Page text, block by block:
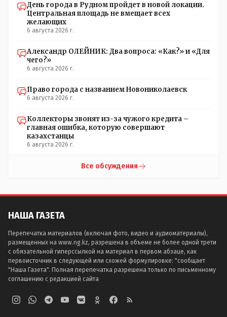
День города в Рудном пройдет в новой локации.
Центральная площадь не вмещает всех
желающих
6 августа 2026 г.
Александр ОЛЕЙНИК: Два вопроса: «Как?» и «Для
чего?»
6 августа 2026 г.
Право города с названием Новониколаевск
6 августа 2026 г.
Коллекторы звонят из-за чужого кредита –
главная ошибка, которую совершают
казахстанцы
6 августа 2026 г.
Все обсуждения
НАША ГАЗЕТА
Перепечатка материалов (включая фото, видео и аудиоматериалы),
размещенных на www.ng.kz, разрешена в объеме не более одной трети
с обязательной гиперссылкой на материал в первом абзаце, как
первоисточник в следующей или схожей формулировке: "сообщает
"Наша Газета". Полная перепечатка разрешена только по письменному
соглашению с редакцией сайта